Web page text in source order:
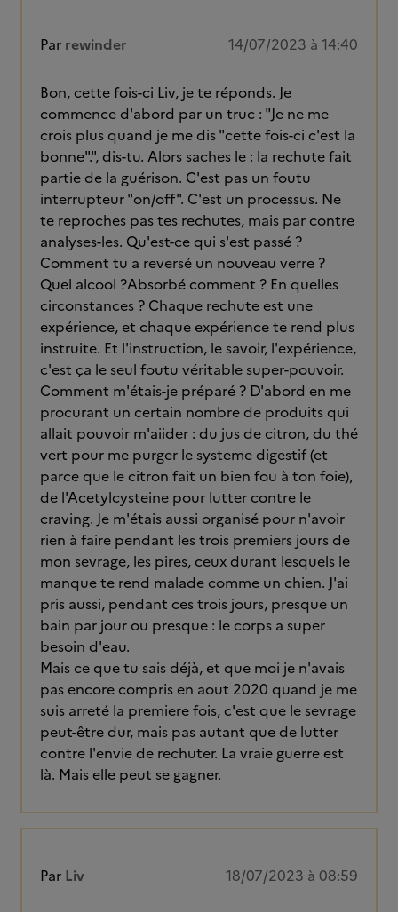
Par rewinder 14/07/2023 à 14:40
Bon, cette fois-ci Liv, je te réponds. Je
commence d'abord par un truc : "Je ne me
crois plus quand je me dis "cette fois-ci c'est la
bonne".", dis-tu. Alors saches le : la rechute fait
partie de la guérison. C'est pas un foutu
interrupteur "on/off". C'est un processus. Ne
te reproches pas tes rechutes, mais par contre
analyses-les. Qu'est-ce qui s'est passé ?
Comment tu a reversé un nouveau verre ?
Quel alcool ?Absorbé comment ? En quelles
circonstances ? Chaque rechute est une
expérience, et chaque expérience te rend plus
instruite. Et l'instruction, le savoir, l'expérience,
c'est ça le seul foutu véritable super-pouvoir.
Comment m'étais-je préparé ? D'abord en me
procurant un certain nombre de produits qui
allait pouvoir m'aiider : du jus de citron, du thé
vert pour me purger le systeme digestif (et
parce que le citron fait un bien fou à ton foie),
de l'Acetylcysteine pour lutter contre le
craving. Je m'étais aussi organisé pour n'avoir
rien à faire pendant les trois premiers jours de
mon sevrage, les pires, ceux durant lesquels le
manque te rend malade comme un chien. J'ai
pris aussi, pendant ces trois jours, presque un
bain par jour ou presque : le corps a super
besoin d'eau.
Mais ce que tu sais déjà, et que moi je n'avais
pas encore compris en aout 2020 quand je me
suis arreté la premiere fois, c'est que le sevrage
peut-être dur, mais pas autant que de lutter
contre l'envie de rechuter. La vraie guerre est
là. Mais elle peut se gagner.
Par Liv 18/07/2023 à 08:59